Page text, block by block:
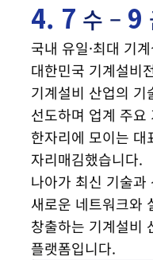
4. 7 수 – 9
국내 유일·최대 기
대한민국 기계설비
기계설비 산업의
선도하며 업계 주
한자리에 모이는 대
자리매김했습니다.
나아가 최신 기술
새로운 네트워크와
창출하는 기계설비
플랫폼입니다.